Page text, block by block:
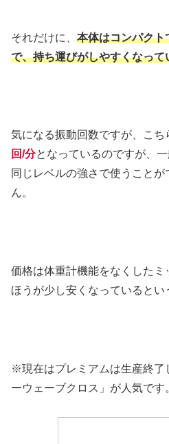
それだけに、 本体はコンパクト
で、持ち運びがしやすくなって
気になる振動回数ですが、こち
回/分となっているのですが、
同じレベルの強さで使うこと
ん。
価格は体重計機能をなくした
ほうが少し安くなっているとい
※現在はプレミアムは生産終了
ーウェーブクロス」が人気です